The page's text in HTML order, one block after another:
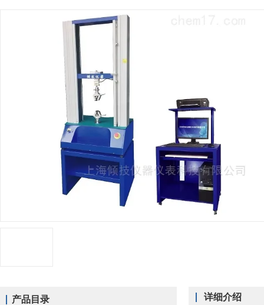
产品目录 详细介绍